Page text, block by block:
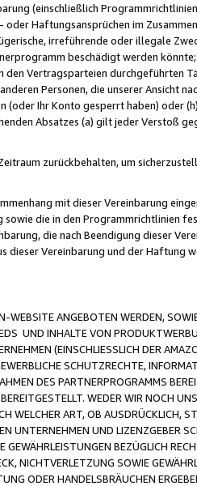
(einschließlich
oder Haftungsansprüchen im
irreführende oder illegale
beschädigt werden
den Vertragsparteien durchgeführten
Personen, die unserer Ansicht
(oder Ihr Konto gesperrt haben) oder
Absatzes (a) gilt jeder Verstoß
zurückbehalten, um
mit dieser Vereinbarung
die in den Programmrichtlinien
die nach Beendigung dieser
dieser Vereinbarung und der Haftung
WEBSITE ANGEBOTEN WERDEN,
UND INHALTE VON
(EINSCHLIESSLICH DER
SCHUTZRECHTE,
DES PARTNERPROGRAMMS
WEDER WIR NOCH
WELCHER ART, OB AUSDRÜCKLICH,
UNTERNEHMEN UND LIZENZGEBER
GEWÄHRLEISTUNGEN BEZÜGLICH
NICHTVERLETZUNG SOWIE
ODER HANDELSBRÄUCHEN